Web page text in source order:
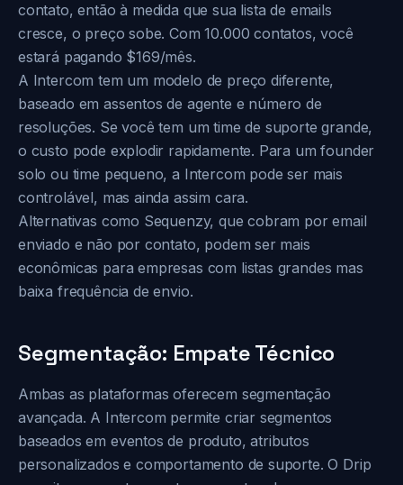
contato, então à medida que sua lista de emails
cresce, o preço sobe. Com 10.000 contatos, você
estará pagando $169/mês.
A Intercom tem um modelo de preço diferente,
baseado em assentos de agente e número de
resoluções. Se você tem um time de suporte grande,
o custo pode explodir rapidamente. Para um founder
solo ou time pequeno, a Intercom pode ser mais
controlável, mas ainda assim cara.
Alternativas como Sequenzy, que cobram por email
enviado e não por contato, podem ser mais
econômicas para empresas com listas grandes mas
baixa frequência de envio.
Segmentação: Empate Técnico
Ambas as plataformas oferecem segmentação
avançada. A Intercom permite criar segmentos
baseados em eventos de produto, atributos
personalizados e comportamento de suporte. O Drip